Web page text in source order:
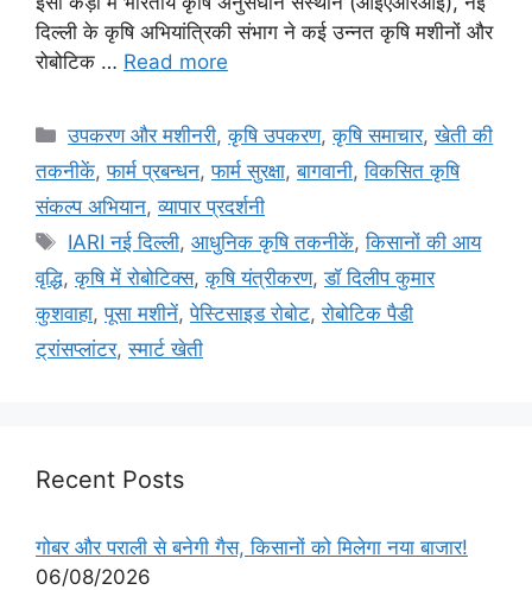
दिल्ली के कृषि अभियांत्रिकी संभाग ने कई उन्नत कृषि मशीनों और
रोबोटिक … Read more
उपकरण और मशीनरी,कृषि उपकरण,कृषि समाचार,खेती की
तकनीकें,फार्म प्रबन्धन,फार्म सुरक्षा,बागवानी,विकसित कृषि
संकल्प अभियान,व्यापार प्रदर्शनी
IARI नई दिल्ली,आधुनिक कृषि तकनीकें,किसानों की आय
वृद्धि,कृषि में रोबोटिक्स,कृषि यंत्रीकरण,डॉ दिलीप कुमार
कुशवाहा,पूसा मशीनें,पेस्टिसाइड रोबोट,रोबोटिक पैडी
ट्रांसप्लांटर,स्मार्ट खेती
Recent Posts
गोबर और पराली से बनेगी गैस, किसानों को मिलेगा नया बाजार!
06/08/2026